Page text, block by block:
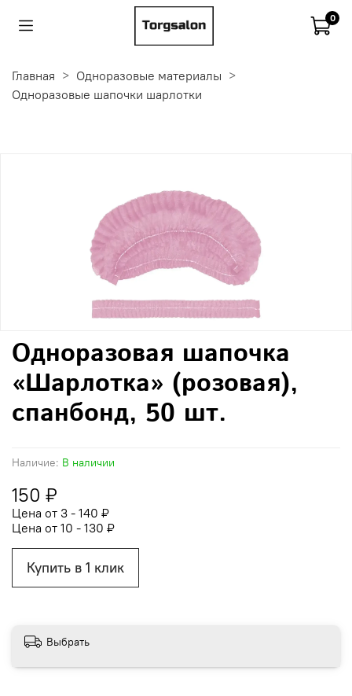
0
Главная
Одноразовые материалы
Одноразовые шапочки шарлотки
Наличие: В наличии
Одноразовая шапочка
«Шарлотка» (розовая),
спанбонд, 50 шт.
150 ₽
Цена от 3 - 140 ₽
Цена от 10 - 130 ₽
Купить в 1 клик
Выбрать